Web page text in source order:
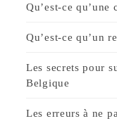
Qu’est-ce
Qu’est-ce qu’un
Les secrets pour
Belgique
Les erreurs à ne